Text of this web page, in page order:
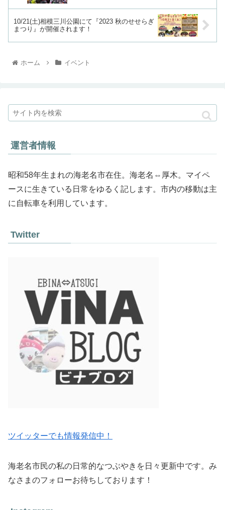
10/21(土)相模三川公園にて『2023 秋のせせらぎ
まつり』が開催されます！
ホーム イベント
運営者情報
昭和58年生まれの海老名市在住。海老名⇔厚木。マイペ
ースに生きている日常をゆるく記します。市内の移動は主
に自転車を利用しています。
Twitter
ツイッターでも情報発信中！
海老名市民の私の日常的なつぶやきを日々更新中です。み
なさまのフォローお待ちしております！